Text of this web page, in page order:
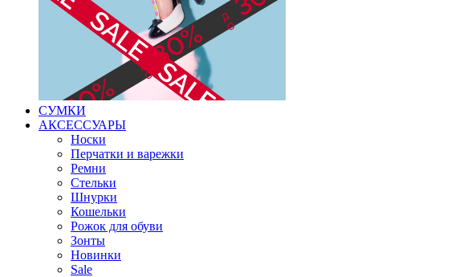
СУМКИ
АКСЕССУАРЫ
Носки
Перчатки и варежки
Ремни
Стельки
Шнурки
Кошельки
Рожок для обуви
Зонты
Новинки
Sale